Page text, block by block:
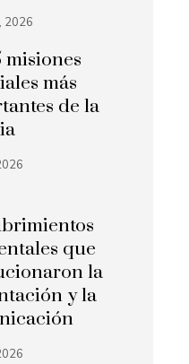
2026
misiones
más
de la
que
la
y la